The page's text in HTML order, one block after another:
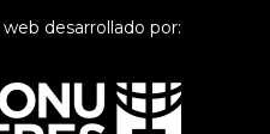
desarrollado por: